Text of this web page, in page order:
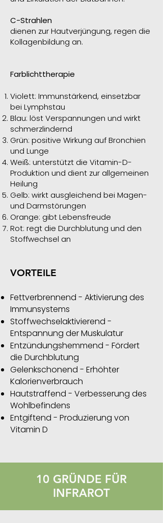
C-Strahlen
dienen zur Hautverjüngung, regen die
Kollagenbildung an.
Farblichttherapie
Violett: Immunstärkend, einsetzbar
bei Lymphstau
Blau: löst Verspannungen und wirkt
schmerzlindernd
Grün: positive Wirkung auf Bronchien
und Lunge
Weiß: unterstützt die Vitamin-D-
Produktion und dient zur allgemeinen
Heilung
Gelb: wirkt ausgleichend bei Magen-
und Darmstörungen
Orange: gibt Lebensfreude
Rot: regt die Durchblutung und den
Stoffwechsel an
VORTEILE
Fettverbrennend - Aktivierung des
Immunsystems
Stoffwechselaktivierend -
Entspannung der Muskulatur
Entzündungshemmend - Fördert
die Durchblutung
Gelenkschonend - Erhöhter
Kalorienverbrauch
Hautstraffend - Verbesserung des
Wohlbefindens
Entgiftend - Produzierung von
Vitamin D
10 GRÜNDE FÜR
INFRAROT